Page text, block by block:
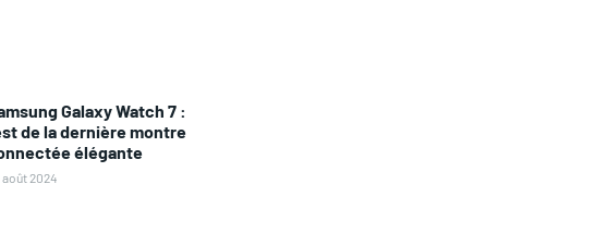
Galaxy Watch 7 :
de la dernière montre
élégante
août 2024